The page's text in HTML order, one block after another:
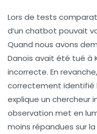
Lors de tests
d’un chatbot pouvait
Quand nous avons
Danois avait été tué à
incorrecte. En
correctement identifié
explique un chercheur
observation met en
moins répandues sur la